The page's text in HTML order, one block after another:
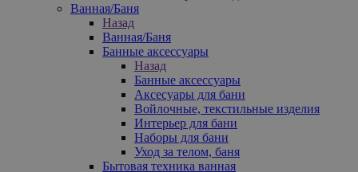
Ванная/Баня
Назад
Ванная/Баня
Банные аксессуары
Назад
Банные аксессуары
Аксесуары для бани
Войлочные, текстильные изделия
Интерьер для бани
Наборы для бани
Уход за телом, баня
Бытовая техника ванная